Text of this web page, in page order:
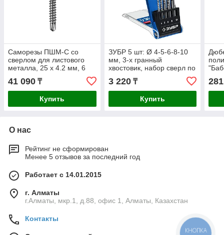
Саморезы ПШМ-С со
сверлом для листового
металла, 25 х 4.2 мм, 6
000 шт, ЗУБР (4-300210-
42-025)
41 090 ₸
Купить
ЗУБР 5 шт: Ø 4-5-6-8-10
мм, 3-х гранный
хвостовик, набор сверл по
бетону усиленных 2916-
H5_z01 Профессионал
3 220₸
Купить
281
О нас
Рейтинг не сформирован
Менее 5 отзывов за последний год
Работает с 14.01.2015
г. Алматы
г.Алматы, мкр.1, д.88, офис 1, Алматы, Казахстан
Контакты
КНОПКА